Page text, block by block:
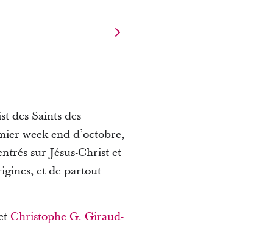
des Saints des
week-end d’octobre,
sur Jésus-Christ et
et de partout
Christophe G. Giraud-